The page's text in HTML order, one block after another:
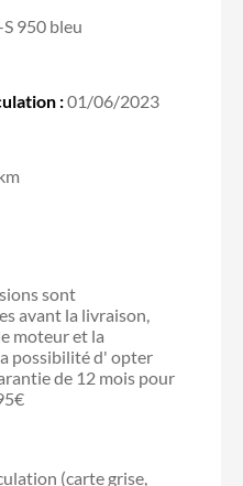
950 bleu
:01/06/2023
sont
avant la livraison,
moteur et la
possibilité d' opter
de 12 mois pour
(carte grise,